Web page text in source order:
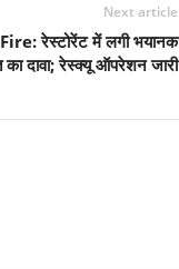
Next article
रेस्टोरेंट में लगी भयानक
दावा; रेस्क्यू ऑपरेशन जारी